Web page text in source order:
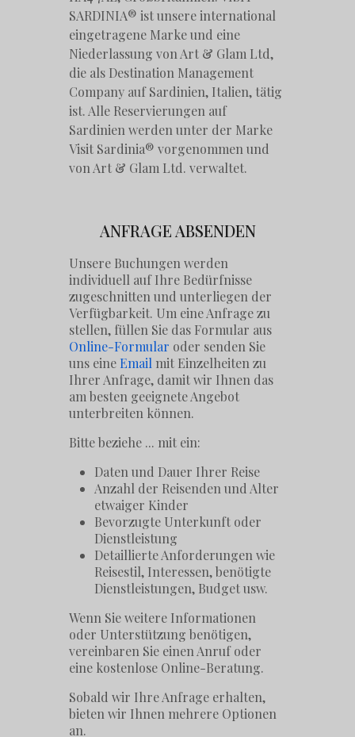
SARDINIA® ist unsere international
eingetragene Marke und eine
Niederlassung von Art & Glam Ltd,
die als Destination Management
Company auf Sardinien, Italien, tätig
ist. Alle Reservierungen auf
Sardinien werden unter der Marke
Visit Sardinia® vorgenommen und
von Art & Glam Ltd. verwaltet.
ANFRAGE ABSENDEN
Unsere Buchungen werden
individuell auf Ihre Bedürfnisse
zugeschnitten und unterliegen der
Verfügbarkeit. Um eine Anfrage zu
stellen, füllen Sie das Formular aus
Online-Formular oder senden Sie
uns eine Email mit Einzelheiten zu
Ihrer Anfrage, damit wir Ihnen das
am besten geeignete Angebot
unterbreiten können.
Bitte beziehe ... mit ein:
Daten und Dauer Ihrer Reise
Anzahl der Reisenden und Alter
etwaiger Kinder
Bevorzugte Unterkunft oder
Dienstleistung
Detaillierte Anforderungen wie
Reisestil, Interessen, benötigte
Dienstleistungen, Budget usw.
Wenn Sie weitere Informationen
oder Unterstützung benötigen,
vereinbaren Sie einen Anruf oder
eine kostenlose Online-Beratung.
Sobald wir Ihre Anfrage erhalten,
bieten wir Ihnen mehrere Optionen
an.